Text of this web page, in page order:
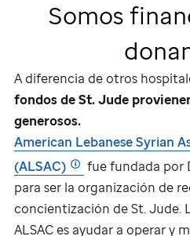
Somos
A diferencia de otros
fondos deSt. Jude
generosos.
American Lebanese Syrian
(ALSAC)
fue fundada por
para ser la organización de
concientización deSt. Jude.
ALSAC es ayudar a operar y